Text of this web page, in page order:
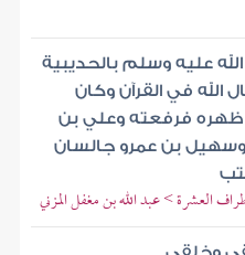
عليه وسلم بالحديبية
الله في القرآن وكان
فرفعته وعلي بن
وسهيل بن عمرو جالسان
العشرة > عبد الله بن مغفل المزني